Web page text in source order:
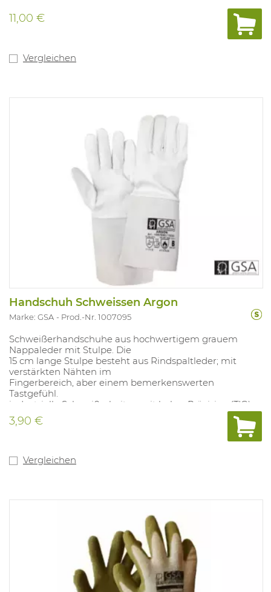
11,00 €
Vergleichen
Handschuh Schweissen Argon
Marke: GSA Prod.-Nr. 1007095
Schweißerhandschuhe aus hochwertigem grauem
Nappaleder mit Stulpe. Die
15 cm lange Stulpe besteht aus Rindspaltleder; mit
verstärkten Nähten im
Fingerbereich, aber einem bemerkenswerten
Tastgefühl.
industrielle Schweißarbeiten mit hoher Präzision (TIG).
Größen: 9 und 11.
3,90 €
Vergleichen